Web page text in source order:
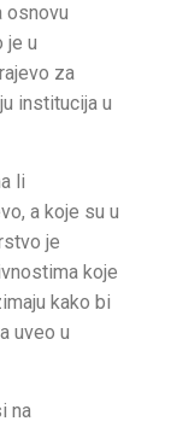
osnovu
je u
za
institucija u
li
a koje su u
je
koje
kako bi
uveo u
na